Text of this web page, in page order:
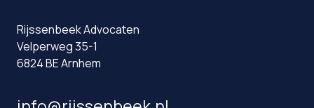
Rijssenbeek Advocaten
Velperweg 35-1
6824 BE Arnhem